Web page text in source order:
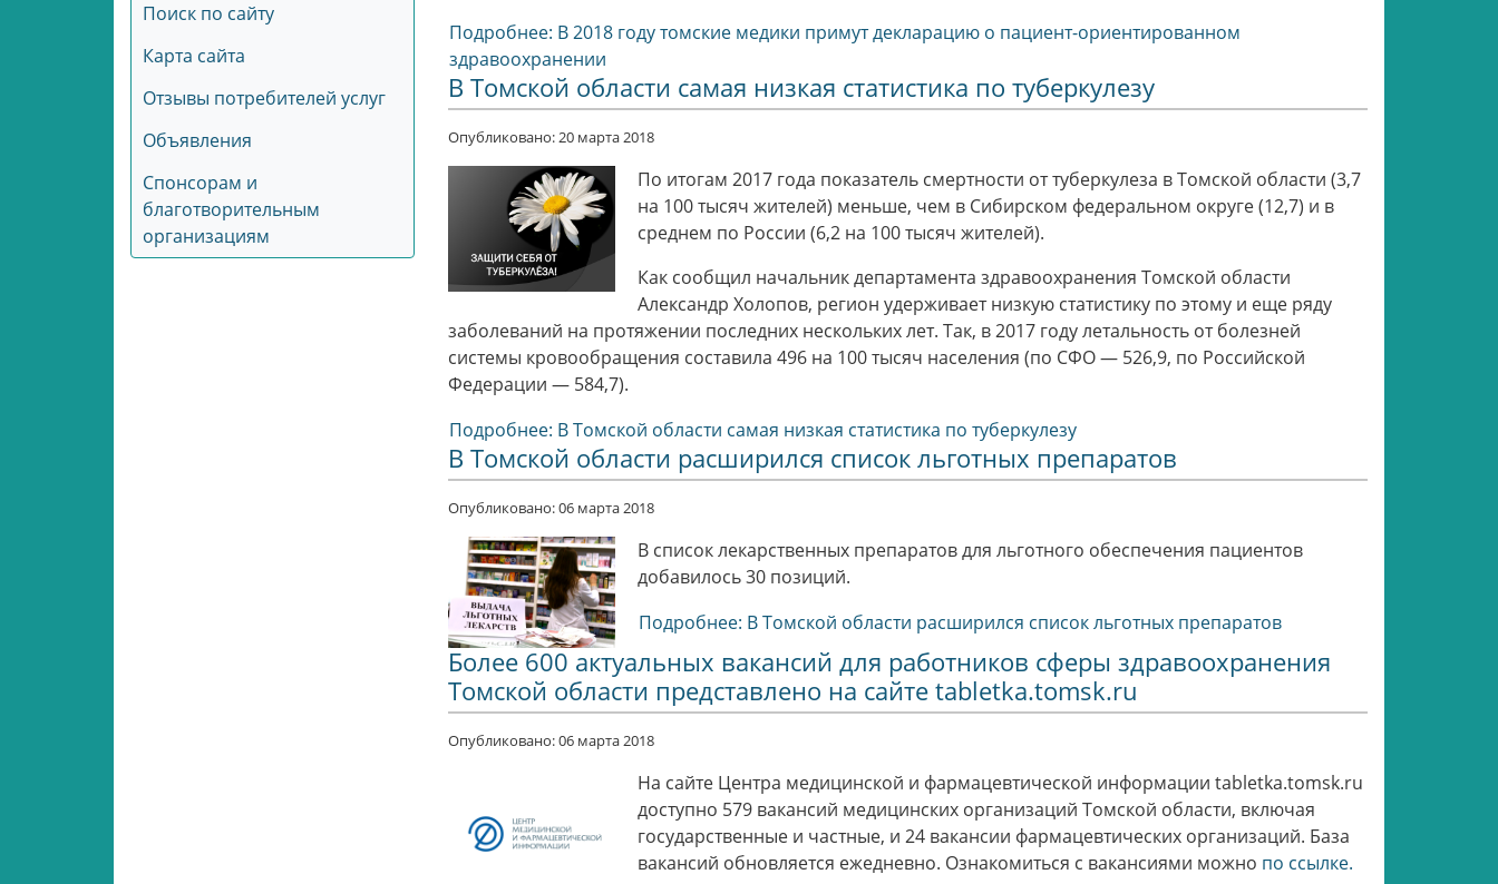
Поиск по сайту
Карта сайта
Отзывы потребителей услуг
Объявления
Спонсорам и
благотворительным
организациям
Подробнее: В 2018 году томские медики примут декларацию о пациент-ориентированном
здравоохранении
В Томской области самая низкая статистика по туберкулезу
Опубликовано: 20 марта 2018
По итогам 2017 года показатель смертности от туберкулеза в Томской области (3,7
на 100 тысяч жителей) меньше, чем в Сибирском федеральном округе (12,7) и в
среднем по России (6,2 на 100 тысяч жителей).
Как сообщил начальник департамента здравоохранения Томской области
Александр Холопов, регион удерживает низкую статистику по этому и еще ряду
заболеваний на протяжении последних нескольких лет. Так, в 2017 году летальность от болезней
системы кровообращения составила 496 на 100 тысяч населения (по СФО — 526,9, по Российской
Федерации — 584,7).
Подробнее: В Томской области самая низкая статистика по туберкулезу
В Томской области расширился список льготных препаратов
Опубликовано: 06 марта 2018
В список лекарственных препаратов для льготного обеспечения пациентов
добавилось 30 позиций.
Подробнее: В Томской области расширился список льготных препаратов
Более 600 актуальных вакансий для работников сферы здравоохранения
Томской области представлено на сайте tabletka.tomsk.ru
Опубликовано: 06 марта 2018
На сайте Центра медицинской и фармацевтической информации tabletka.tomsk.ru
доступно 579 вакансий медицинских организаций Томской области, включая
государственные и частные, и 24 вакансии фармацевтических организаций. База
вакансий обновляется ежедневно. Ознакомиться с вакансиями можно по ссылке.